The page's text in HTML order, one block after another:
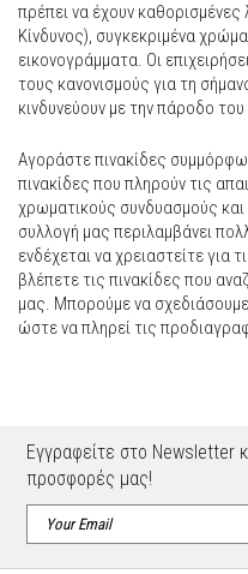
πρέπει να έχουν
Κίνδυνος), συγκεκριμένα
εικονογράμματα. Οι
τους κανονισμούς για τη
κινδυνεύουν με την πάροδο
Αγοράστε πινακίδες
πινακίδες που πληρούν τις
χρωματικούς συνδυασμούς
συλλογή μας περιλαμβάνει
ενδέχεται να χρειαστείτε για
βλέπετε τις πινακίδες που
μας. Μπορούμε να σχεδιάσουμε
ώστε να πληρεί τις
Εγγραφείτε στο Newsletter
προσφορές μας!